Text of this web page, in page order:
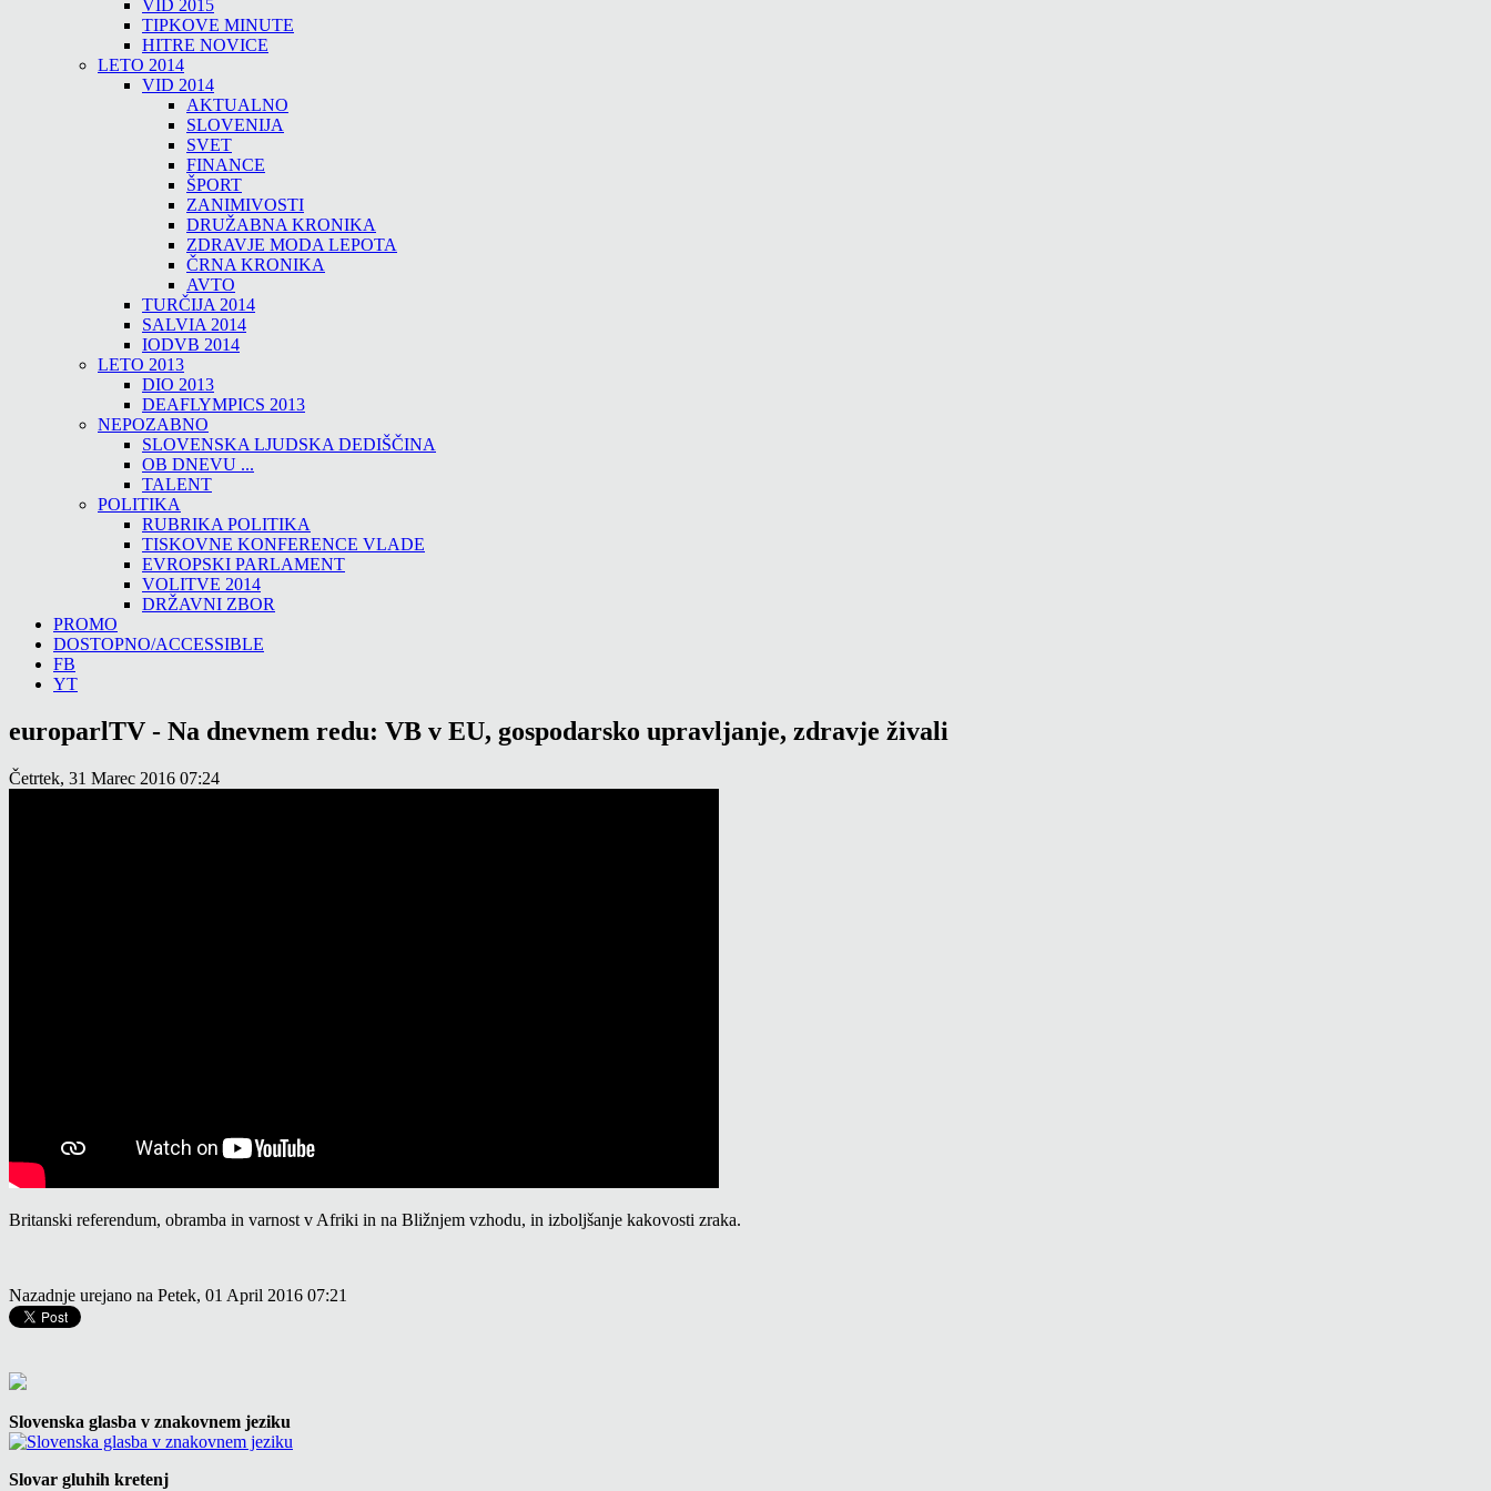
VID 2015
TIPKOVE MINUTE
HITRE NOVICE
LETO 2014
VID 2014
AKTUALNO
SLOVENIJA
SVET
FINANCE
ŠPORT
ZANIMIVOSTI
DRUŽABNA KRONIKA
ZDRAVJE MODA LEPOTA
ČRNA KRONIKA
AVTO
TURČIJA 2014
SALVIA 2014
IODVB 2014
LETO 2013
DIO 2013
DEAFLYMPICS 2013
NEPOZABNO
SLOVENSKA LJUDSKA DEDIŠČINA
OB DNEVU ...
TALENT
POLITIKA
RUBRIKA POLITIKA
TISKOVNE KONFERENCE VLADE
EVROPSKI PARLAMENT
VOLITVE 2014
DRŽAVNI ZBOR
PROMO
DOSTOPNO/ACCESSIBLE
FB
YT
europarlTV - Na dnevnem redu: VB v EU, gospodarsko upravljanje, zdravje živali
Četrtek, 31 Marec 2016 07:24
Britanski referendum, obramba in varnost v Afriki in na Bližnjem vzhodu, in izboljšanje kakovosti zraka.
Nazadnje urejano na Petek, 01 April 2016 07:21
Slovenska glasba v znakovnem jeziku
Slovar gluhih kretenj